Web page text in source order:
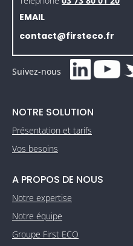
EMAIL
contact@firsteco.fr
Suivez-nous
NOTRE SOLUTION
Présentation et tarifs
Vos besoins
A PROPOS DE NOUS
Notre expertise
Notre équipe
Groupe First ECO